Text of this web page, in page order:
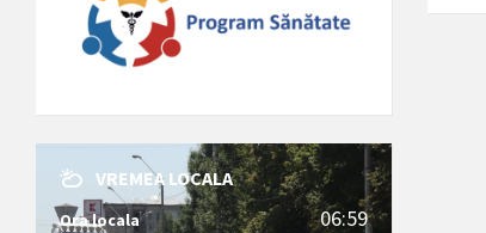
VREMEA LOCALA
Ora locala 06:59